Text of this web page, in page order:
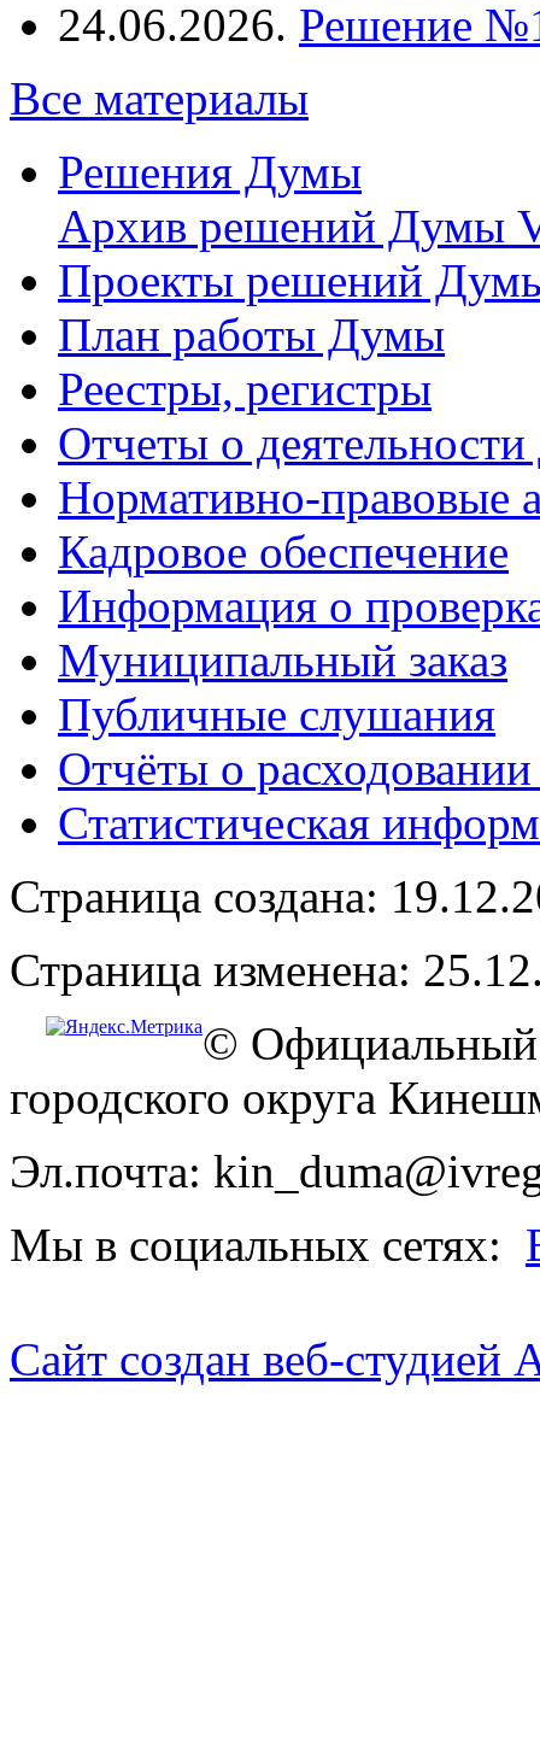
24.06.2026. Решение
Все материалы
Решения Думы
Архив решений Думы
Проекты решений
План работы Думы
Реестры, регистры
Отчеты о
Нормативно-правовые
Кадровое обеспечение
Информация о
Муниципальный заказ
Публичные слушания
Отчёты о
Статистическая
Страница создана:
Страница изменена:
© Официальный
городского округа
Эл.почта:
Мы в социальных сетях:
Сайт создан веб-студией